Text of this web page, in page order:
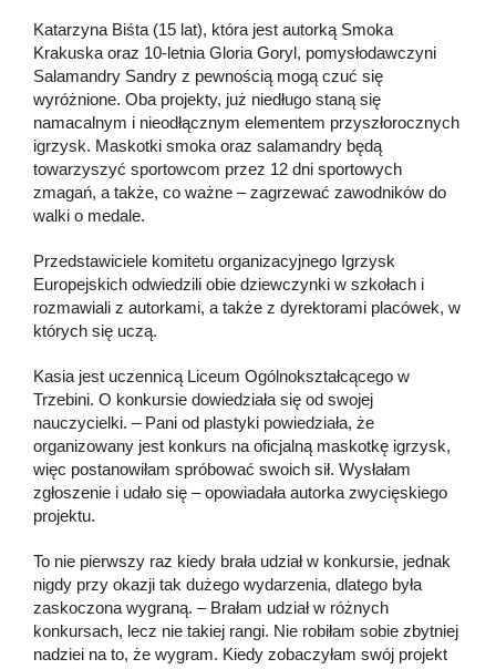
Katarzyna Biśta (15 lat), która jest autorką Smoka
Krakuska oraz 10-letnia Gloria Goryl, pomysłodawczyni
Salamandry Sandry z pewnością mogą czuć się
wyróżnione. Oba projekty, już niedługo staną się
namacalnym i nieodłącznym elementem przyszłorocznych
igrzysk. Maskotki smoka oraz salamandry będą
towarzyszyć sportowcom przez 12 dni sportowych
zmagań, a także, co ważne – zagrzewać zawodników do
walki o medale.
Przedstawiciele komitetu organizacyjnego Igrzysk
Europejskich odwiedzili obie dziewczynki w szkołach i
rozmawiali z autorkami, a także z dyrektorami placówek, w
których się uczą.
Kasia jest uczennicą Liceum Ogólnokształcącego w
Trzebini. O konkursie dowiedziała się od swojej
nauczycielki. – Pani od plastyki powiedziała, że
organizowany jest konkurs na oficjalną maskotkę igrzysk,
więc postanowiłam spróbować swoich sił. Wysłałam
zgłoszenie i udało się – opowiadała autorka zwycięskiego
projektu.
To nie pierwszy raz kiedy brała udział w konkursie, jednak
nigdy przy okazji tak dużego wydarzenia, dlatego była
zaskoczona wygraną. – Brałam udział w różnych
konkursach, lecz nie takiej rangi. Nie robiłam sobie zbytniej
nadziei na to, że wygram. Kiedy zobaczyłam swój projekt